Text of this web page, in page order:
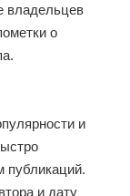
владельцев
о
и
публикаций.
и дату